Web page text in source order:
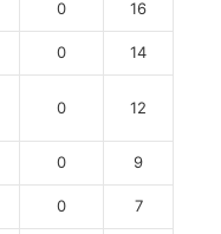
0 16
0 14
0 12
0 9
0 7